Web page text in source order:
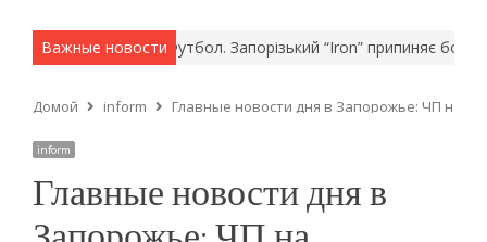
Важные новости
методы. Футбол. Запорізький “Iron” припиняє
Домой inform Главные новости дня в Запорожье: ЧП на
inform
Главные новости дня в